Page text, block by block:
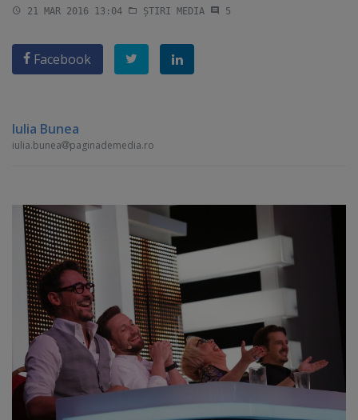
21 MAR 2016 13:04 ȘTIRI MEDIA 5
Facebook
Iulia Bunea
iulia.bunea paginademedia.ro